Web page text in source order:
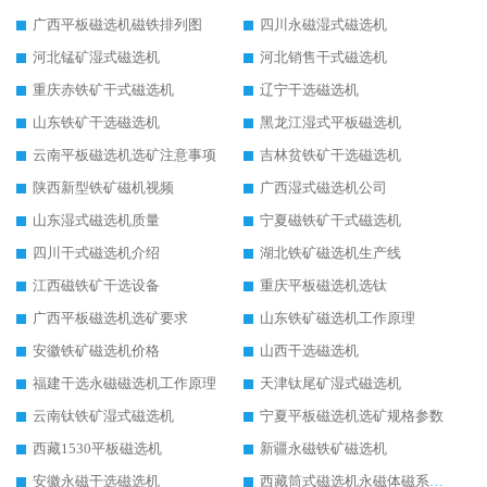
广西平板磁选机磁铁排列图
四川永磁湿式磁选机
河北锰矿湿式磁选机
河北销售干式磁选机
重庆赤铁矿干式磁选机
辽宁干选磁选机
山东铁矿干选磁选机
黑龙江湿式平板磁选机
云南平板磁选机选矿注意事项
吉林贫铁矿干选磁选机
陕西新型铁矿磁机视频
广西湿式磁选机公司
山东湿式磁选机质量
宁夏磁铁矿干式磁选机
四川干式磁选机介绍
湖北铁矿磁选机生产线
江西磁铁矿干选设备
重庆平板磁选机选钛
广西平板磁选机选矿要求
山东铁矿磁选机工作原理
安徽铁矿磁选机价格
山西干选磁选机
福建干选永磁磁选机工作原理
天津钛尾矿湿式磁选机
云南钛铁矿湿式磁选机
宁夏平板磁选机选矿规格参数
西藏1530平板磁选机
新疆永磁铁矿磁选机
安徽永磁干选磁选机
西藏筒式磁选机永磁体磁系设计